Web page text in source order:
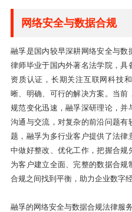
网络安全与数据合规
融孚是国内较早深耕网络安全与数
律师毕业于国内外著名法学院，具
资质认证，长期关注互联网科技
晰、明确、可行的解决方案。当
规范变化迅速，融孚深研理论，并
沟通与交流，对复杂的前沿问题有
题，融孚为多行业客户提供了法
中做好整改、优化工作，把握合规
为客户建立全面、完整的数据合
合规之间找到平衡，助力企业数字经
融孚的网络安全与数据合规法律服